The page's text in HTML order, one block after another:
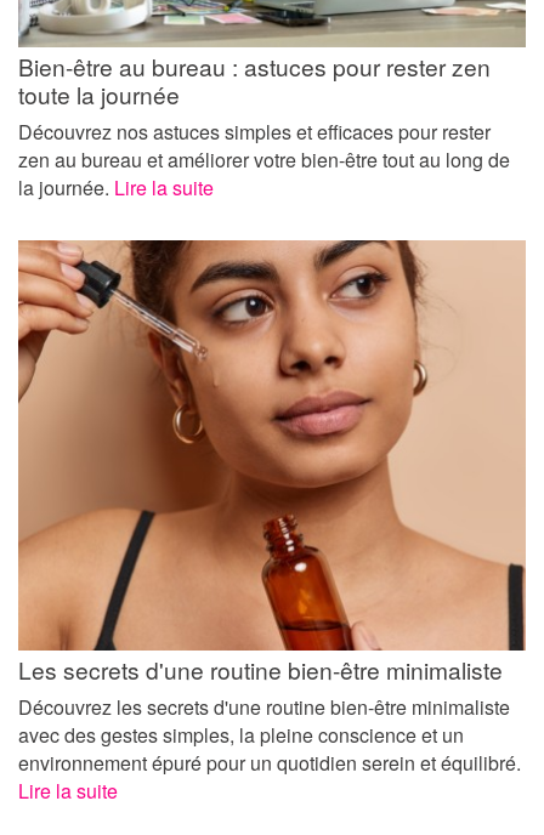
Bien-être au bureau : astuces pour rester zen
toute la journée
Découvrez nos astuces simples et efficaces pour rester
zen au bureau et améliorer votre bien-être tout au long de
la journée. Lire la suite
Les secrets d'une routine bien-être minimaliste
Découvrez les secrets d'une routine bien-être minimaliste
avec des gestes simples, la pleine conscience et un
environnement épuré pour un quotidien serein et équilibré.
Lire la suite